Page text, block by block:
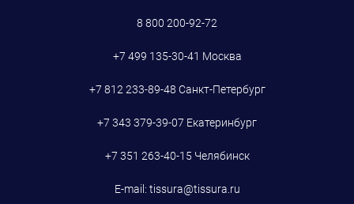
8 800 200-92-72
+7 499 135-30-41 Москва
+7 812 233-89-48 Санкт-Петербург
+7 343 379-39-07 Екатеринбург
+7 351 263-40-15 Челябинск
E-mail: tissura@tissura.ru